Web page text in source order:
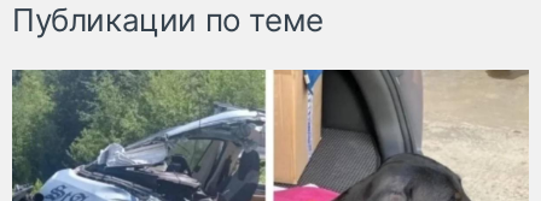
Публикации по теме